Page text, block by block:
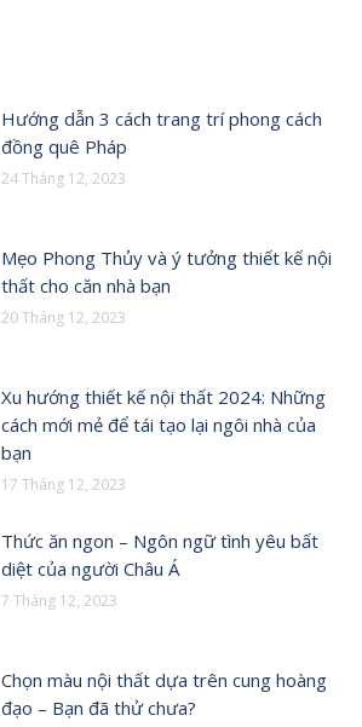
Hướng dẫn 3 cách trang trí phong cách
đồng quê Pháp
24 Tháng 12, 2023
Mẹo Phong Thủy và ý tưởng thiết kế nội
thất cho căn nhà bạn
20 Tháng 12, 2023
Xu hướng thiết kế nội thất 2024: Những
cách mới mẻ để tái tạo lại ngôi nhà của
bạn
17 Tháng 12, 2023
Thức ăn ngon – Ngôn ngữ tình yêu bất
diệt của người Châu Á
7 Tháng 12, 2023
Chọn màu nội thất dựa trên cung hoàng
đạo – Bạn đã thử chưa?